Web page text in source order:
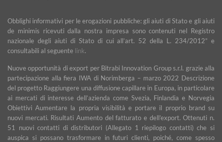
Obblighi informativi per le erogazioni pubbliche: gli aiuti di Stato e gli aiuti
de minimis ricevuti dalla nostra impresa sono contenuti nel Registro
nazionale degli aiuti di Stato di cui all’art. 52 della L. 234/2012” e
consultabili al seguente link.
Nuove opportunità di export per Bitrabi Innovation Group s.r.l. grazie alla
partecipazione alla fiera IWA di Norimberga – marzo 2022 Descrizione
del progetto Raggiungere una diffusione capillare in Europa, in particolare
ai mercati di interesse dell’azienda come Svezia, Finlandia e Norvegia
Obiettivi Aumentare la propria visibilità e portare il proprio brand su
nuovi mercati. Risultati Aumento del fatturato e dell’export. Ottenuti n.
51 nuovi contatti di distributori (Allegato 1 riepilogo contatti) che si
auspica si possano trasformare in futuri clienti, poiché, come spesso